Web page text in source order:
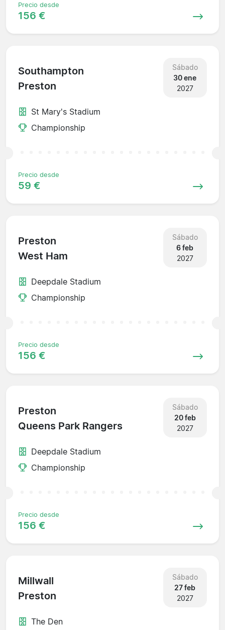
Precio desde
156 €
Southampton
Preston
Sábado
30 ene
2027
St Mary's Stadium
Championship
Precio desde
59 €
Preston
West Ham
Sábado
6 feb
2027
Deepdale Stadium
Championship
Precio desde
156 €
Preston
Queens Park Rangers
Sábado
20 feb
2027
Deepdale Stadium
Championship
Precio desde
156 €
Millwall
Preston
Sábado
27 feb
2027
The Den